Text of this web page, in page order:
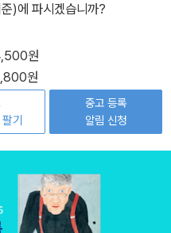
)에 파시겠습니까?
원
원
기
중고 등록
알림 신청